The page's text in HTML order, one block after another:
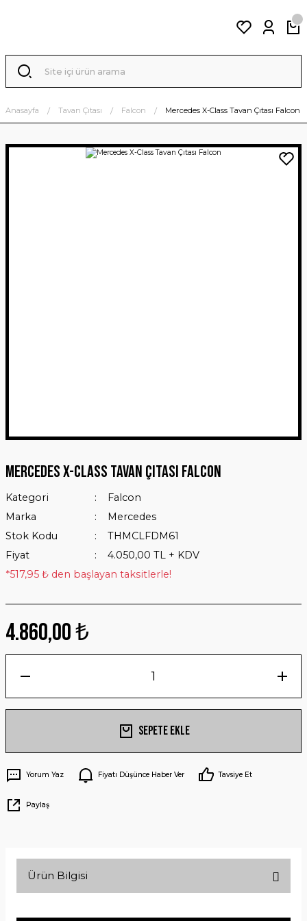
Anasayfa Tavan Çıtası Falcon Mercedes X-Class Tavan Çıtası Falcon
Mercedes X-Class Tavan Çıtası Falcon
Kategori
Falcon
Marka
Mercedes
Stok Kodu
THMCLFDM61
Fiyat
4.050,00 TL + KDV
*517,95 ₺ den başlayan taksitlerle!
4.860,00 ₺
Sepete Ekle
Yorum Yaz Fiyatı Düşünce Haber Ver Tavsiye Et
Paylaş
Ürün Bilgisi